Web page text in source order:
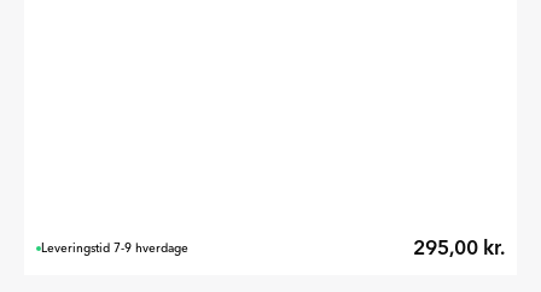
Leveringstid 7-9 hverdage 295,00 kr.